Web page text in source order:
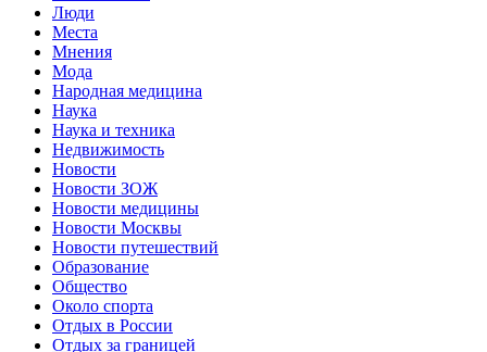
Люди
Места
Мнения
Мода
Народная медицина
Наука
Наука и техника
Недвижимость
Новости
Новости ЗОЖ
Новости медицины
Новости Москвы
Новости путешествий
Образование
Общество
Около спорта
Отдых в России
Отдых за границей